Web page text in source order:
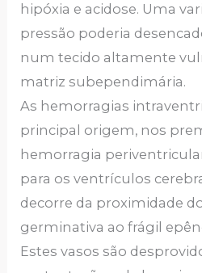
hipóxia e acidose. Uma
pressão poderia
num tecido altamente
matriz subependimária.
As hemorragias
principal origem, nos
hemorragia
para os ventrículos
decorre da proximidade
germinativa ao frágil
Estes vasos são